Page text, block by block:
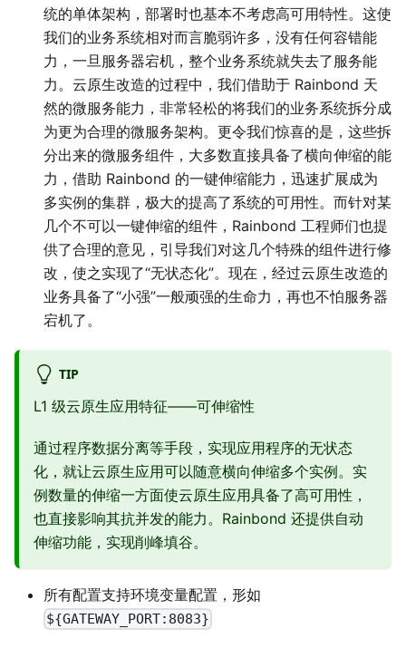
统的单体架构，部署时也基本不考虑高可用特性。这使
我们的业务系统相对而言脆弱许多，没有任何容错能
力，一旦服务器宕机，整个业务系统就失去了服务能
力。云原生改造的过程中，我们借助于 Rainbond 天
然的微服务能力，非常轻松的将我们的业务系统拆分成
为更为合理的微服务架构。更令我们惊喜的是，这些拆
分出来的微服务组件，大多数直接具备了横向伸缩的能
力，借助 Rainbond 的一键伸缩能力，迅速扩展成为
多实例的集群，极大的提高了系统的可用性。而针对某
几个不可以一键伸缩的组件，Rainbond 工程师们也提
供了合理的意见，引导我们对这几个特殊的组件进行修
改，使之实现了“无状态化”。现在，经过云原生改造的
业务具备了“小强”一般顽强的生命力，再也不怕服务器
宕机了。
TIP
L1 级云原生应用特征——可伸缩性
通过程序数据分离等手段，实现应用程序的无状态
化，就让云原生应用可以随意横向伸缩多个实例。实
例数量的伸缩一方面使云原生应用具备了高可用性，
也直接影响其抗并发的能力。Rainbond 还提供自动
伸缩功能，实现削峰填谷。
所有配置支持环境变量配置，形如
${GATEWAY_PORT:8083}